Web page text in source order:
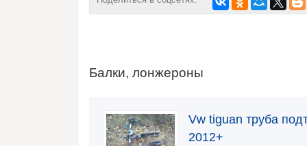
Балки, лонжероны
Vw tiguan труба
2012+